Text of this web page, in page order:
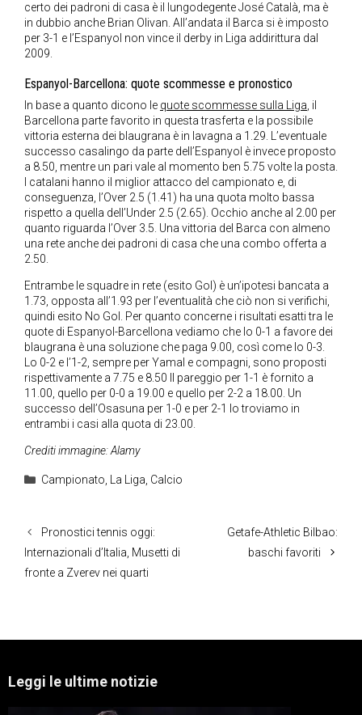
certo dei padroni di casa è il lungodegente José Català, ma è
in dubbio anche Brian Olivan. All’andata il Barca si è imposto
per 3-1 e l’Espanyol non vince il derby in Liga addirittura dal
2009.
Espanyol-Barcellona: quote scommesse e pronostico
In base a quanto dicono le quote scommesse sulla Liga, il
Barcellona parte favorito in questa trasferta e la possibile
vittoria esterna dei blaugrana è in lavagna a 1.29. L’eventuale
successo casalingo da parte dell’Espanyol è invece proposto
a 8.50, mentre un pari vale al momento ben 5.75 volte la posta.
I catalani hanno il miglior attacco del campionato e, di
conseguenza, l’Over 2.5 (1.41) ha una quota molto bassa
rispetto a quella dell’Under 2.5 (2.65). Occhio anche al 2.00 per
quanto riguarda l’Over 3.5. Una vittoria del Barca con almeno
una rete anche dei padroni di casa che una combo offerta a
2.50.
Entrambe le squadre in rete (esito Gol) è un’ipotesi bancata a
1.73, opposta all’1.93 per l’eventualità che ciò non si verifichi,
quindi esito No Gol. Per quanto concerne i risultati esatti tra le
quote di Espanyol-Barcellona vediamo che lo 0-1 a favore dei
blaugrana è una soluzione che paga 9.00, così come lo 0-3.
Lo 0-2 e l’1-2, sempre per Yamal e compagni, sono proposti
rispettivamente a 7.75 e 8.50 Il pareggio per 1-1 è fornito a
11.00, quello per 0-0 a 19.00 e quello per 2-2 a 18.00. Un
successo dell’Osasuna per 1-0 e per 2-1 lo troviamo in
entrambi i casi alla quota di 23.00.
Crediti immagine: Alamy
Categorie
Campionato, La Liga, Calcio
Pronostici tennis oggi:
Internazionali d’Italia, Musetti di
fronte a Zverev nei quarti
Getafe-Athletic Bilbao:
baschi favoriti
Leggi le ultime notizie